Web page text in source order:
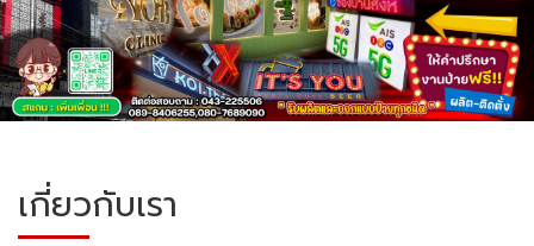
เกี่ยวกับเรา